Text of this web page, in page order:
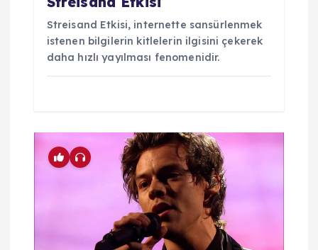
Streisand Etkisi, internette sansürlenmek
istenen bilgilerin kitlelerin ilgisini çekerek
daha hızlı yayılması fenomenidir.